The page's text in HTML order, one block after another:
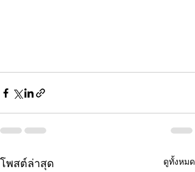
โพสต์ล่าสุด ดูทั้งหมด